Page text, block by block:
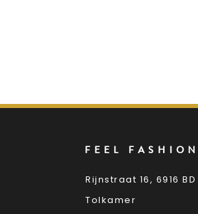
FEEL FASHION
Rijnstraat 16, 6916 BD
Tolkamer